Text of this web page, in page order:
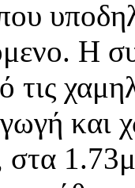
Η
τις
και